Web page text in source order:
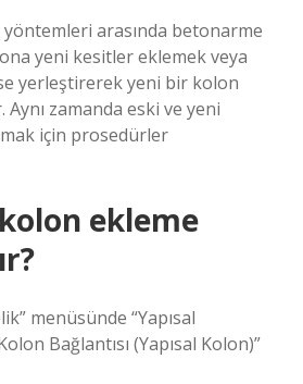
arasında betonarme
yeni kesitler eklemek veya
yerleştirerek yeni bir kolon
zamanda eski ve yeni
için prosedürler
ekleme
menüsünde “Yapısal
Bağlantısı (Yapısal Kolon)”